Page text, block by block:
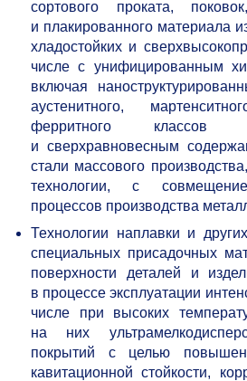
сортового проката,
и плакированного материала
хладостойких и
числе с унифицированным
включая
аустенитного,
ферритного классов
и сверхравновесным
стали массового
технологии, с
процессов производства
Технологии наплавки и
специальных присадочных
поверхности деталей и
в процессе эксплуатации
числе при высоких
на них
покрытий с целью
кавитационной стойкости,